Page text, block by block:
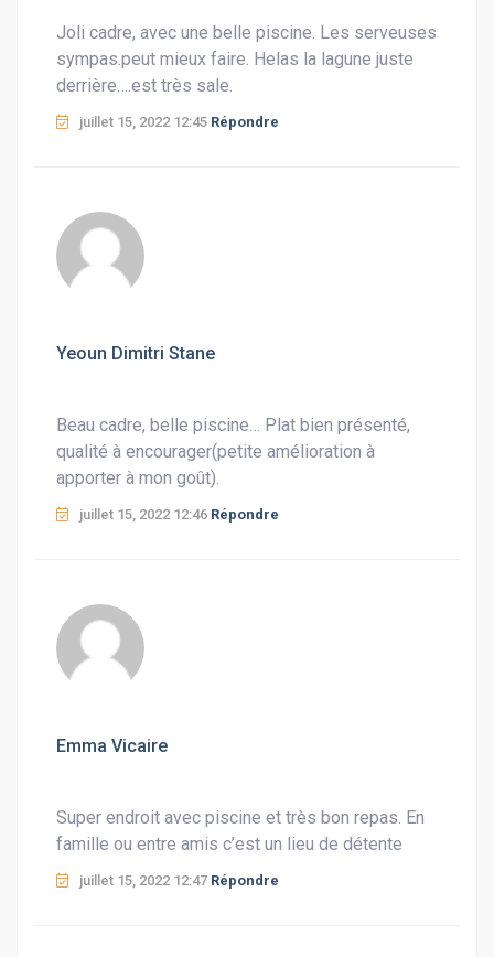
Joli cadre, avec une belle piscine. Les serveuses
sympas.peut mieux faire. Helas la lagune juste
derrière….est très sale.
juillet 15, 2022 12:45 Répondre
Yeoun Dimitri Stane
Beau cadre, belle piscine… Plat bien présenté,
qualité à encourager(petite amélioration à
apporter à mon goût).
juillet 15, 2022 12:46 Répondre
Emma Vicaire
Super endroit avec piscine et très bon repas. En
famille ou entre amis c’est un lieu de détente
juillet 15, 2022 12:47 Répondre